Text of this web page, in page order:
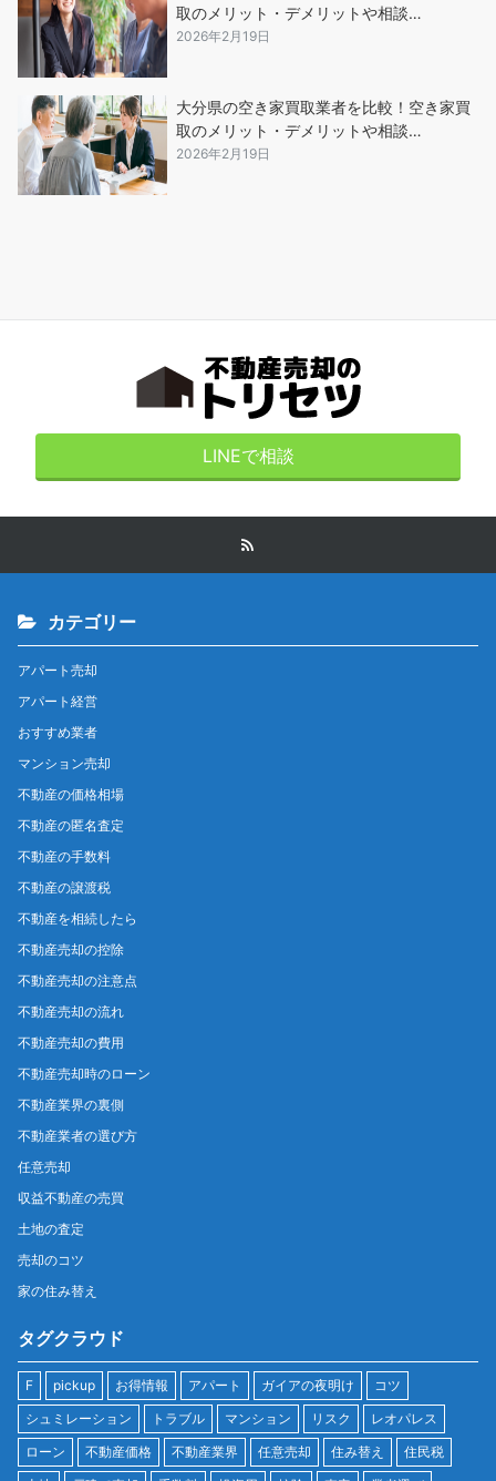
取のメリット・デメリットや相談…
2026年2月19日
大分県の空き家買取業者を比較！空き家買
取のメリット・デメリットや相談…
2026年2月19日
LINEで相談
カテゴリー
アパート売却
アパート経営
おすすめ業者
マンション売却
不動産の価格相場
不動産の匿名査定
不動産の手数料
不動産の譲渡税
不動産を相続したら
不動産売却の控除
不動産売却の注意点
不動産売却の流れ
不動産売却の費用
不動産売却時のローン
不動産業界の裏側
不動産業者の選び方
任意売却
収益不動産の売買
土地の査定
売却のコツ
家の住み替え
タグクラウド
F pickup お得情報 アパート ガイアの夜明け
コツ
シュミレーション
トラブル マンション リスク
レオパレス
ローン
不動産価格 不動産業界 任意売却 住み替え
住民税